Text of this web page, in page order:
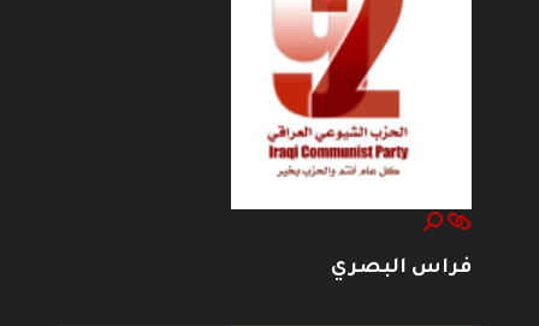
فراس البصري